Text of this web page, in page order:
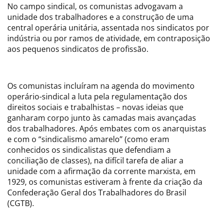
No campo sindical, os comunistas advogavam a
unidade dos trabalhadores e a construção de uma
central operária unitária, assentada nos sindicatos por
indústria ou por ramos de atividade, em contraposição
aos pequenos sindicatos de profissão.
Os comunistas incluíram na agenda do movimento
operário-sindical a luta pela regulamentação dos
direitos sociais e trabalhistas – novas ideias que
ganharam corpo junto às camadas mais avançadas
dos trabalhadores. Após embates com os anarquistas
e com o “sindicalismo amarelo” (como eram
conhecidos os sindicalistas que defendiam a
conciliação de classes), na difícil tarefa de aliar a
unidade com a afirmação da corrente marxista, em
1929, os comunistas estiveram à frente da criação da
Confederação Geral dos Trabalhadores do Brasil
(CGTB).